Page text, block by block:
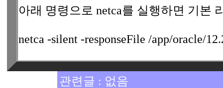
아래 명령으로 netca를 실행하면 기본
netca -silent -responseFile /app/oracle/
관련글 : 없음